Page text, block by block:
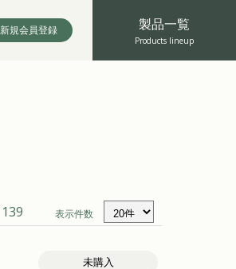
新規会員登録 製品一覧
Products lineup
139 表示件数
未購入